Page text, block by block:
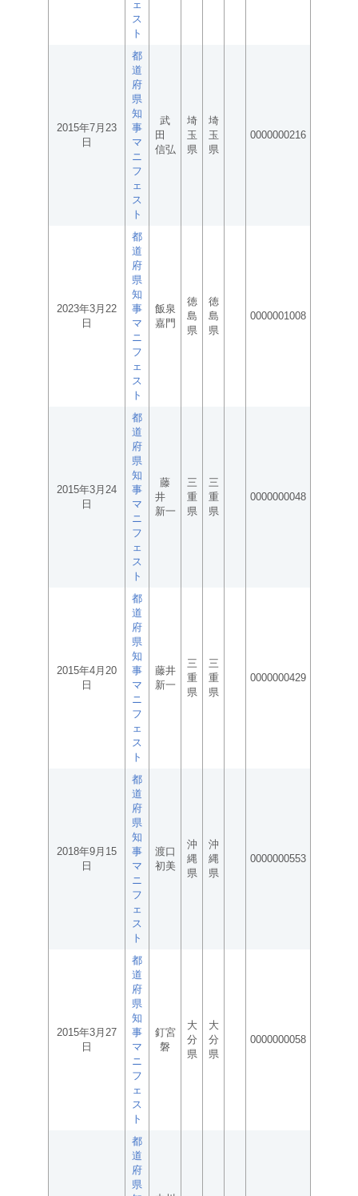
ェ
ス
ト
2015年7月23
日
都
道
府
県
知
事
マ
ニ
フ
ェ
ス
ト
武
田
信弘
埼
玉
県
埼
玉
県
0000000216
2023年3月22
日
都
道
府
県
知
事
マ
ニ
フ
ェ
ス
ト
飯泉
嘉門
徳
島
県
徳
島
県
0000001008
2015年3月24
日
都
道
府
県
知
事
マ
ニ
フ
ェ
ス
ト
藤
井
新一
三
重
県
三
重
県
0000000048
2015年4月20
日
都
道
府
県
知
事
マ
ニ
フ
ェ
ス
ト
藤井
新一
三
重
県
三
重
県
0000000429
2018年9月15
日
都
道
府
県
知
事
マ
ニ
フ
ェ
ス
ト
渡口
初美
沖
縄
県
沖
縄
県
0000000553
2015年3月27
日
都
道
府
県
知
事
マ
ニ
フ
ェ
ス
ト
釘宮
磐
大
分
県
大
分
県
0000000058
都
道
府
県